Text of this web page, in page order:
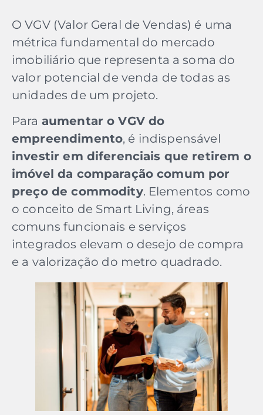
O VGV (Valor Geral de Vendas) é uma
métrica fundamental do mercado
imobiliário que representa a soma do
valor potencial de venda de todas as
unidades de um projeto.
Para aumentar o VGV do
empreendimento, é indispensável
investir em diferenciais que retirem o
imóvel da comparação comum por
preço de commodity. Elementos como
o conceito de Smart Living, áreas
comuns funcionais e serviços
integrados elevam o desejo de compra
e a valorização do metro quadrado.